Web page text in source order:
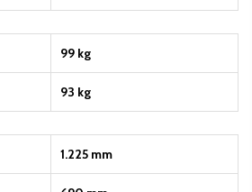
99 kg
93 kg
1.225 mm